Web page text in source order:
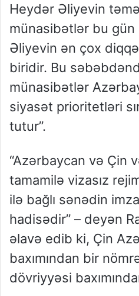
Heydər Əliyevin
münasibətlər bu gün
Əliyevin ən çox
biridir. Bu
münasibətlər
siyasət prioritetləri
tutur”.
“Azərbaycan və Çin
tamamilə vizasız
ilə bağlı sənədin
hadisədir” – deyən
əlavə edib ki, Çin
baxımından bir
dövriyyəsi